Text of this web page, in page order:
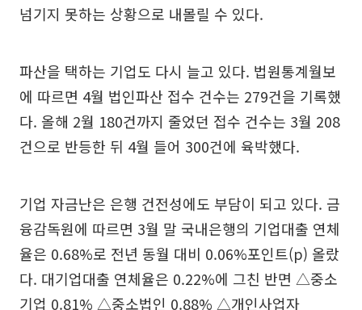
넘기지 못하는 상황으로 내몰릴 수 있다.
파산을 택하는 기업도 다시 늘고 있다. 법원통계월보
에 따르면 4월 법인파산 접수 건수는 279건을 기록했
다. 올해 2월 180건까지 줄었던 접수 건수는 3월 208
건으로 반등한 뒤 4월 들어 300건에 육박했다.
기업 자금난은 은행 건전성에도 부담이 되고 있다. 금
융감독원에 따르면 3월 말 국내은행의 기업대출 연체
율은 0.68%로 전년 동월 대비 0.06%포인트(p) 올랐
다. 대기업대출 연체율은 0.22%에 그친 반면 △중소
기업 0.81% △중소법인 0.88% △개인사업자